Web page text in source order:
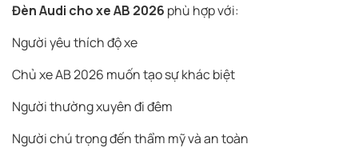
Đèn Audi cho xe AB 2026 phù hợp với:
Người yêu thích độ xe
Chủ xe AB 2026 muốn tạo sự khác biệt
Người thường xuyên đi đêm
Người chú trọng đến thẩm mỹ và an toàn